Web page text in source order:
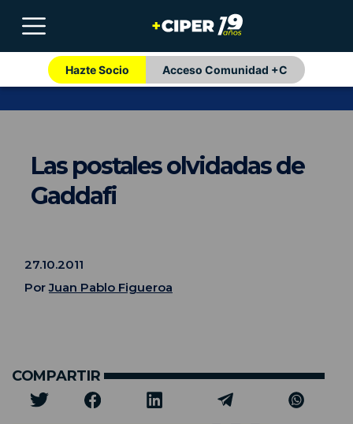
Hazte Socio Acceso Comunidad +C
Las postales olvidadas de
Gaddafi
27.10.2011
PorJuan Pablo Figueroa
COMPARTIR